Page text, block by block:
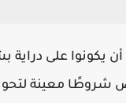
يكونوا على
معينة